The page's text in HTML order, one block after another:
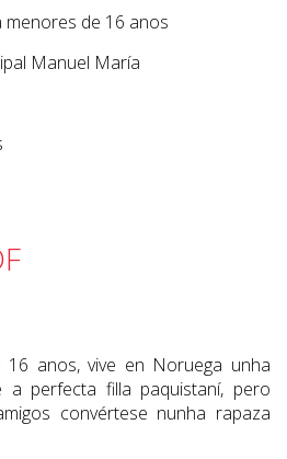
de 16 anos
Manuel María
16 anos, vive en Noruega unha
perfecta filla paquistaní, pero
convértese nunha rapaza